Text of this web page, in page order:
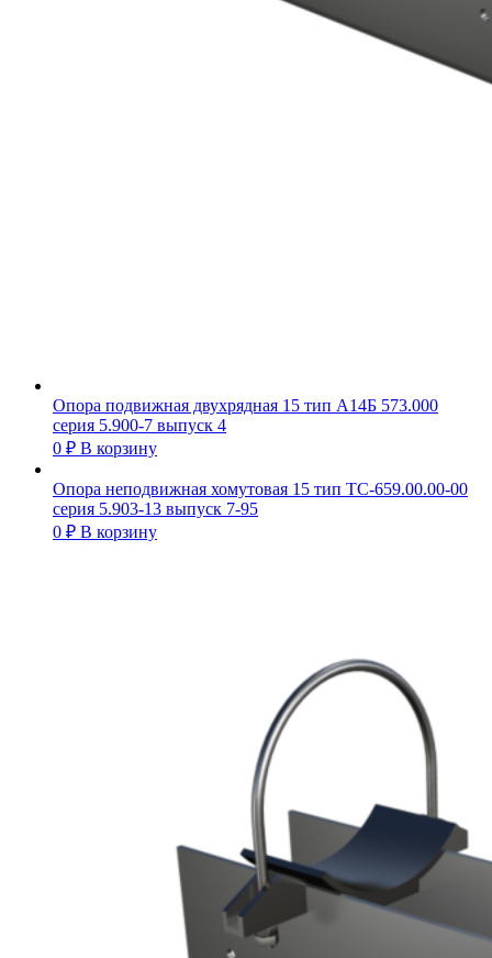
Опора подвижная двухрядная 15 тип А14Б 573.000
серия 5.900-7 выпуск 4
0 ₽ В корзину
Опора неподвижная хомутовая 15 тип ТС-659.00.00-00
серия 5.903-13 выпуск 7-95
0 ₽ В корзину